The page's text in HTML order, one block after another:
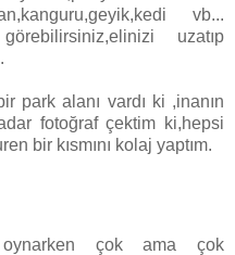
vb...
uzatıp
park alanı vardı ki ,inanın
fotoğraf çektim ki,hepsi
bir kısmını kolaj yaptım.
çok ama çok